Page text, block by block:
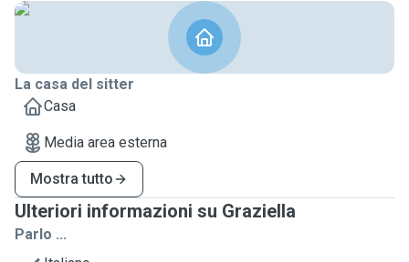
La casa del sitter
Casa
Media area esterna
Mostra tutto
Ulteriori informazioni su Graziella
Parlo ...